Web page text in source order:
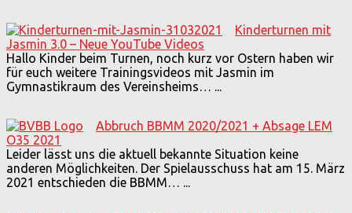
Kinderturnen mit
Jasmin 3.0 – Neue YouTube Videos
Hallo Kinder beim Turnen, noch kurz vor Ostern haben wir
für euch weitere Trainingsvideos mit Jasmin im
Gymnastikraum des Vereinsheims… ...
Abbruch BBMM 2020/2021 + Absage LEM
O35 2021
Leider lässt uns die aktuell bekannte Situation keine
anderen Möglichkeiten. Der Spielausschuss hat am 15. März
2021 entschieden die BBMM… ...